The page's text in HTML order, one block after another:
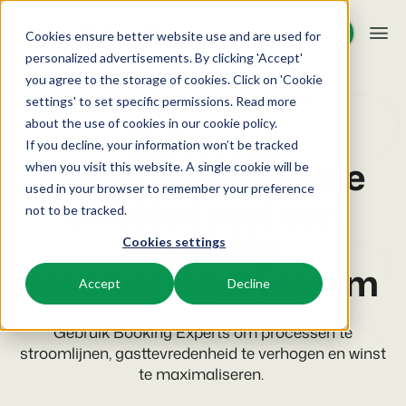
Cookies ensure better website use and are used for
personalized advertisements. By clicking 'Accept'
you agree to the storage of cookies. Click on 'Cookie
settings' to set specific permissions. Read more
about the use of cookies in our cookie policy.
If you decline, your information won’t be tracked
when you visit this website. A single cookie will be
used in your browser to remember your preference
not to be tracked.
Cookies settings
Accept Decline
Demo aanvragen
Demo aanvragen
Platform
BEX PMS
Reserveringssysteem
Beheer alle back office processen.
Adverteer jouw aanbod op een mix van kanalen.
Boost directe boekingen via jouw website.
Oplossingen
Booking Experts voor:
Villa's, bungalows, chalets en boomhutten.
Hotelkamers, appartementen, B&Bs en pensions.
Resources
Kennis
BEX Educate | Pro
Blijven leren, blijven leiden in de recreatie.
BEX Educate | NextGen
Prijzen
Klantverhalen
Reserveringssysteem voor verhuur
Beheer je
verhuurorganisatie
efficiënt met een
krachtig
reserveringssysteem
Gebruik Booking Experts om processen te
stroomlijnen, gasttevredenheid te verhogen en winst
te maximaliseren.